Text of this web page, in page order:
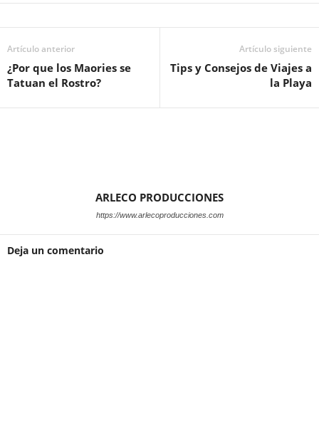
Artículo anterior
¿Por que los Maories se
Tatuan el Rostro?
Artículo siguiente
Tips y Consejos de Viajes a
la Playa
ARLECO PRODUCCIONES
https://www.arlecoproducciones.com
Deja un comentario